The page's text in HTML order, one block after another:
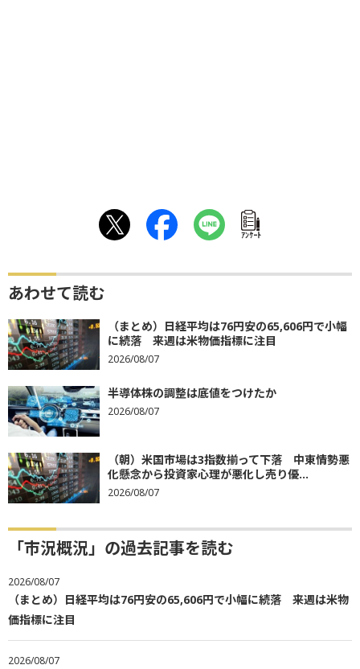
ｱﾝｹｰﾄ
あわせて読む
（まとめ）日経平均は76円安の65,606円で小幅
に続落 来週は米物価指標に注目
2026/08/07
半導体株の調整は底値をつけたか
2026/08/07
（朝）米国市場は3指数揃って下落 中東情勢悪
化懸念から投資家心理が悪化し売り優...
2026/08/07
「市況概況」の過去記事を読む
2026/08/07
（まとめ）日経平均は76円安の65,606円で小幅に続落 来週は米物
価指標に注目
2026/08/07